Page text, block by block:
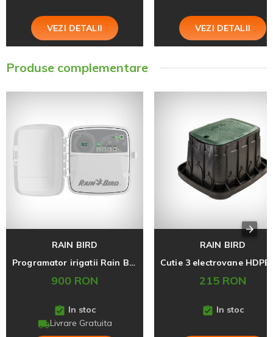
VEZI DETALII VEZI DETALII
Produse complementare
RAIN BIRD
Programator irigatii Rain Bird RC2, internet WI-FI integrat, 24V, 8 zone
900 RON
In stoc
Livrare Gratuita
RAIN BIRD
215 RON
In stoc